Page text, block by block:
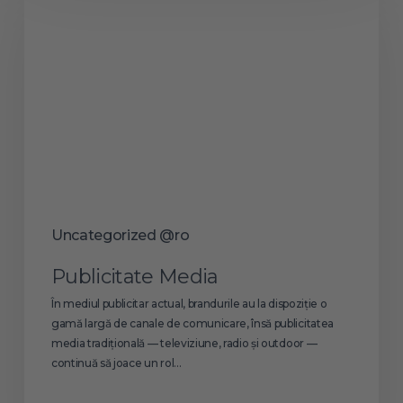
Uncategorized @ro
Publicitate Media
În mediul publicitar actual, brandurile au la dispoziție o
gamă largă de canale de comunicare, însă publicitatea
media tradițională — televiziune, radio și outdoor —
continuă să joace un rol…